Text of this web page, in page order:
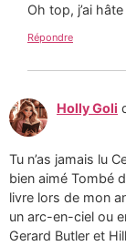
Oh top, j’ai
Répondre
Holly Goli
Tu n’as jamais lu
bien aimé Tombé
livre lors de mon
un arc-en-ciel ou
Gerard Butler et